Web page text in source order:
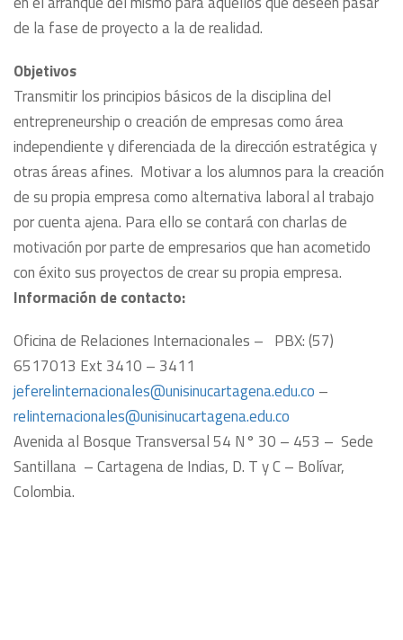
de la fase de proyecto a la de realidad.
Objetivos
Transmitir los principios básicos de la disciplina del
entrepreneurship o creación de empresas como área
independiente y diferenciada de la dirección estratégica y
otras áreas afines. Motivar a los alumnos para la creación
de su propia empresa como alternativa laboral al trabajo
por cuenta ajena. Para ello se contará con charlas de
motivación por parte de empresarios que han acometido
con éxito sus proyectos de crear su propia empresa.
Información de contacto:
Oficina de Relaciones Internacionales – PBX: (57)
6517013 Ext 3410 – 3411
jeferelinternacionales@unisinucartagena.edu.co –
relinternacionales@unisinucartagena.edu.co
Avenida al Bosque Transversal 54 N° 30 – 453 – Sede
Santillana – Cartagena de Indias, D. T y C – Bolívar,
Colombia.